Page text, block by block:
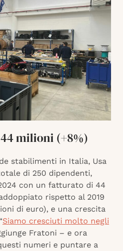
milioni (+8%)
stabilimenti in Italia, Usa
di 250 dipendenti,
con un fatturato di 44
rispetto al 2019
di euro), e una crescita
Siamo cresciuti molto negli
Fratoni – e ora
numeri e puntare a